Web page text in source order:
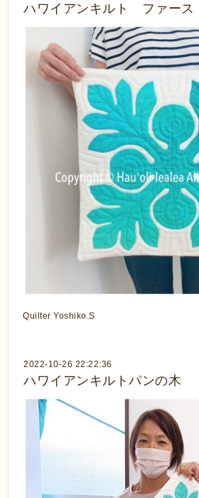
ハワイアンキルト ファース
Quilter Yoshiko.S
2022-10-26 22:22:36
ハワイアンキルトパンの木